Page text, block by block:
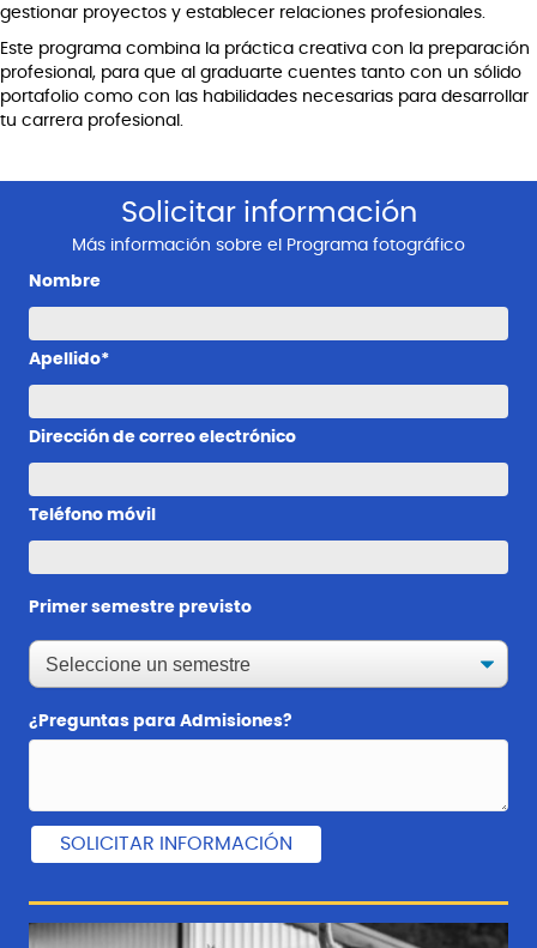
gestionar proyectos y establecer relaciones profesionales.
Este programa combina la práctica creativa con la preparación
profesional, para que al graduarte cuentes tanto con un sólido
portafolio como con las habilidades necesarias para desarrollar
tu carrera profesional.
Solicitar información
Más información sobre el Programa fotográfico
Nombre
Apellido*
Dirección de correo electrónico
Teléfono móvil
Primer semestre previsto
¿Preguntas para Admisiones?